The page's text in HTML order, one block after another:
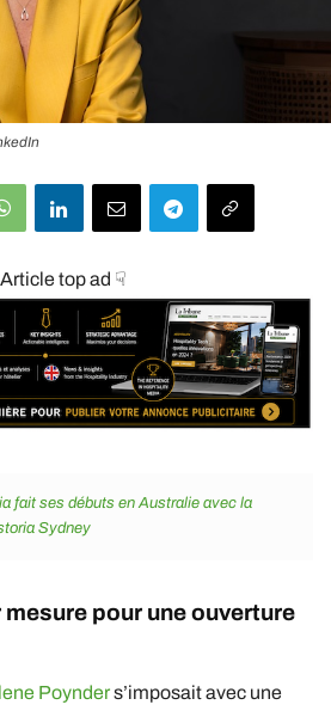
Article top ad ☟
fait ses débuts en Australie avec la
Sydney
pour une ouverture
Poynders’imposait avec une